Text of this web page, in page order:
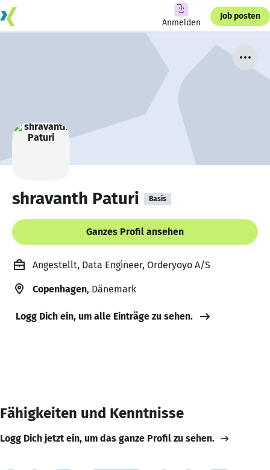
Anmelden
Job posten
shravanth Paturi Basis
Ganzes Profil ansehen
Angestellt, Data Engineer, Orderyoyo A/S
Copenhagen, Dänemark
Logg Dich ein, um alle Einträge zu sehen.
Fähigkeiten und Kenntnisse
Logg Dich jetzt ein, um das ganze Profil zu sehen.